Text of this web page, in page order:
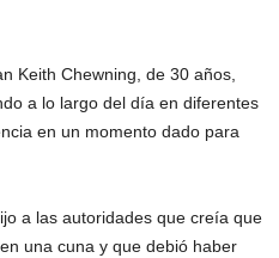
Keith Chewning, de 30 años,
a lo largo del día en diferentes
en un momento dado para
a las autoridades que creía que
una cuna y que debió haber